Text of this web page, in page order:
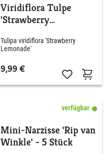
Viridiflora Tulpe
'Strawberry
Tulipa viridiflora 'Strawberry
Lemonade'
9,99 €
verfügbar
Mini-Narzisse 'Rip van
Winkle' - 5 Stück